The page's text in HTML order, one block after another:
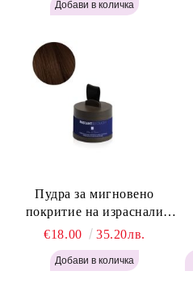
Blonde H645
Пудра за мигновено
покритие на израснали
корени Топло Кафяво -
Labor Pro Instant Retouch
Powder - Warm Brown H643
€18.00 35.20лв.